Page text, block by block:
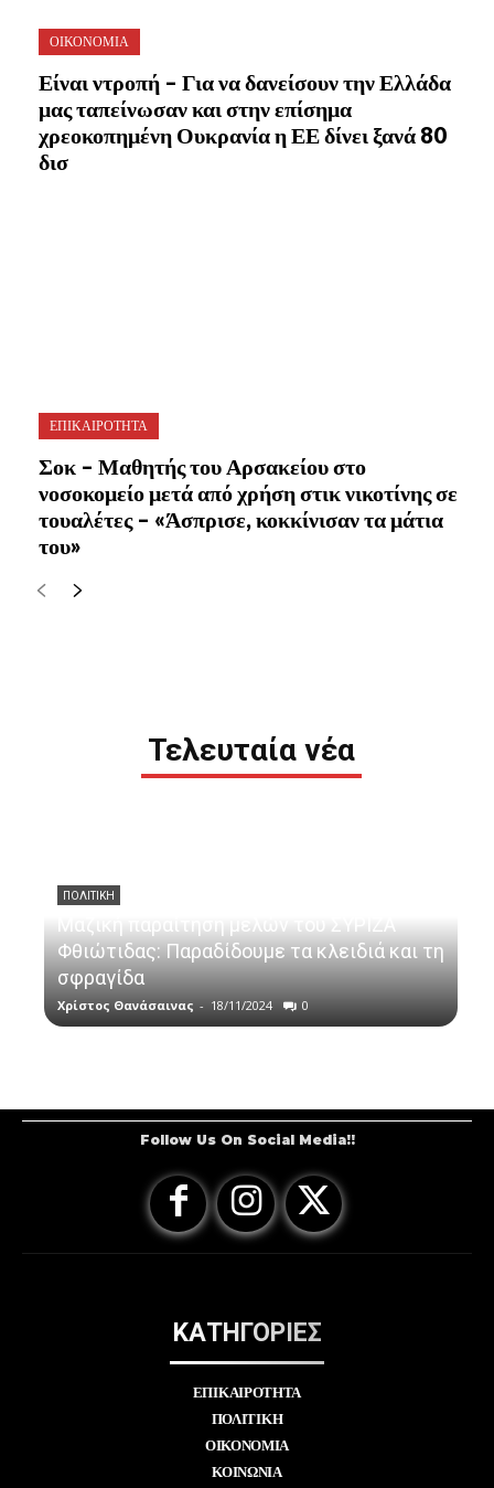
ΟΙΚΟΝΟΜΙΑ
Είναι ντροπή – Για να δανείσουν την Ελλάδα
μας ταπείνωσαν και στην επίσημα
χρεοκοπημένη Ουκρανία η ΕΕ δίνει ξανά 80
δισ
ΕΠΙΚΑΙΡΟΤΗΤΑ
Σοκ – Μαθητής του Αρσακείου στο
νοσοκομείο μετά από χρήση στικ νικοτίνης σε
τουαλέτες – «Άσπρισε, κοκκίνισαν τα μάτια
του»
Τελευταία νέα
ΠΟΛΙΤΙΚΗ
Μαζική παραίτηση μελών του ΣΥΡΙΖΑ
Φθιώτιδας: Παραδίδουμε τα κλειδιά και τη
σφραγίδα
Χρίστος Θανάσαινας - 18/11/2024 0
Follow Us On Social Media!!
ΚΑΤΗΓΟΡΙΕΣ
ΕΠΙΚΑΙΡΟΤΗΤΑ
ΠΟΛΙΤΙΚΗ
ΟΙΚΟΝΟΜΙΑ
ΚΟΙΝΩΝΙΑ